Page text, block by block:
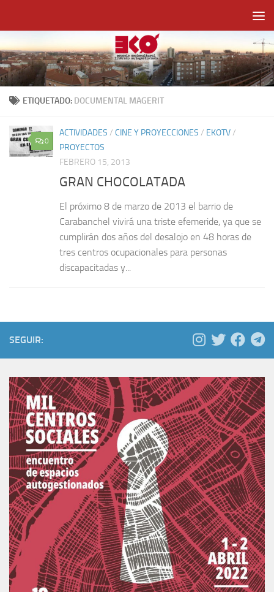
ETIQUETADO: DOCUMENTAL MAGERIT
0
ACTIVIDADES / CINE Y PROYECCIONES / EKOTV/
PROYECTOS
FEBRERO 15, 2013
GRAN CHOCOLATADA
El próximo 8 de marzo de 2013 el barrio de
Carabanchel vivirá una triste efemeride, ya que se
cumplirán dos años del desalojo en 48 horas de
tres centros ocupacionales para personas
discapacitadas y...
SEGUIR: